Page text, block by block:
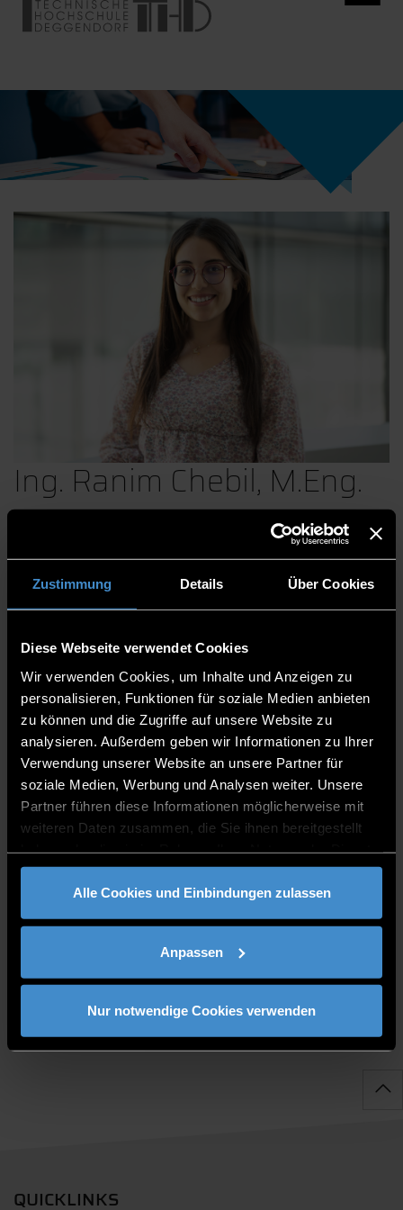
Zustimmung Details Über Cookies
Diese Webseite verwendet Cookies
Wir verwenden Cookies, um Inhalte und Anzeigen zu
personalisieren, Funktionen für soziale Medien anbieten
zu können und die Zugriffe auf unsere Website zu
analysieren. Außerdem geben wir Informationen zu Ihrer
Verwendung unserer Website an unsere Partner für
soziale Medien, Werbung und Analysen weiter. Unsere
Partner führen diese Informationen möglicherweise mit
weiteren Daten zusammen, die Sie ihnen bereitgestellt
gesammelt haben.
Alle Cookies und Einbindungen zulassen
Anpassen
Nur notwendige Cookies verwenden
Ing. Ranim Chebil, M.Eng.
Computer Vision und Bildverarbeitung
Artificial Intelligence and Machine Learning
Intelligente Verkehrssysteme
Zentrum für angewandte Forschung
Technologie Campus Wörth-Wiesent
Wissenschaftliche Mitarbeiterin
TC Wörth-Wiesent
0991/3615-8734
PUBLIKATIONEN
QUICKLINKS